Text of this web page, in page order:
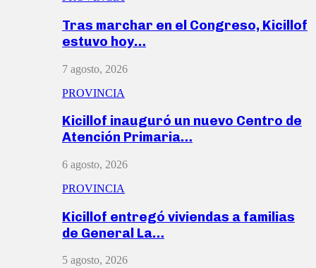
Tras marchar en el Congreso, Kicillof
estuvo hoy…
7 agosto, 2026
PROVINCIA
Kicillof inauguró un nuevo Centro de
Atención Primaria…
6 agosto, 2026
PROVINCIA
Kicillof entregó viviendas a familias
de General La…
5 agosto, 2026